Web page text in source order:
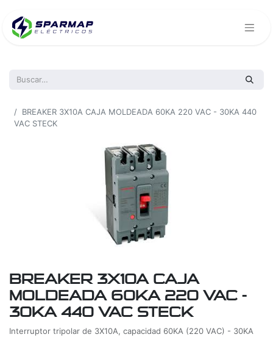
BREAKER 3X10A CAJA MOLDEADA 60KA 220 VAC - 30KA 440
VAC STECK
BREAKER 3X10A CAJA
MOLDEADA 60KA 220 VAC -
30KA 440 VAC STECK
Interruptor tripolar de 3X10A, capacidad 60KA (220 VAC) - 30KA